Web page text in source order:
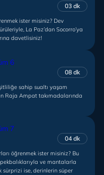
03 dk
ister misiniz? Dev
La Paz’dan Socorro’ya
davetlisiniz!
08 dk
sahip sualtı yaşam
Raja Ampat takımadalarında
04 dk
öğrenmek ister misiniz? Bu
ve mantalarla
sürprizi ise, derinlerin süper